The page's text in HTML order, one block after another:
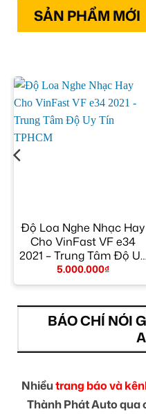
SẢN PHẨM MỚI
Độ Loa Nghe Nhạc Hay
Cho VinFast VF e34
2021 – Trung Tâm Độ Uy
Tín TPHCM
5.000.000₫
BÁO CHÍ NÓI
Nhiềutrang báo và
Thành Phát Auto qua